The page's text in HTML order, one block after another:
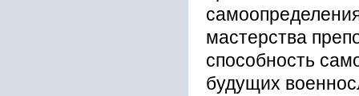
мастерства
способность
будущих